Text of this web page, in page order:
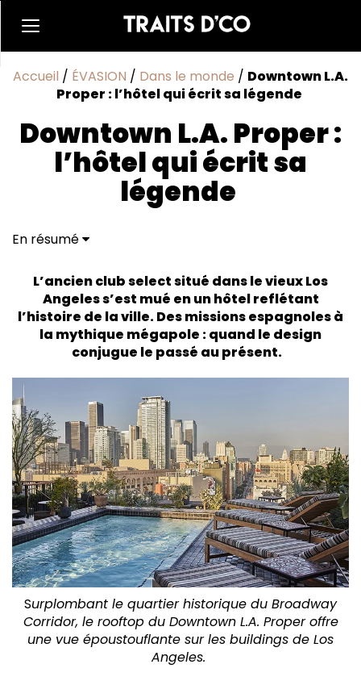
Accueil / ÉVASION / Dans le monde / Downtown L.A.
Proper : l’hôtel qui écrit sa légende
Downtown L.A. Proper :
l’hôtel qui écrit sa
légende
En résumé
Une suite avec terrain de basket
L’ancien club select situé dans le vieux Los
Angeles s’est mué en un hôtel reflétant
l’histoire de la ville. Des missions espagnoles à
la mythique mégapole : quand le design
conjugue le passé au présent.
Surplombant le quartier historique du Broadway
Corridor, le rooftop du Downtown L.A. Proper offre
une vue époustouflante sur les buildings de Los
Angeles.